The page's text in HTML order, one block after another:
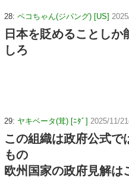
28: ペコちゃん(ジパング) [US]
日本を貶めることし
しろ
29: ヤキベータ(茸) [ﾆﾀﾞ] 2025/11/
この組織は政府公式で
もの
欧州国家の政府見解は